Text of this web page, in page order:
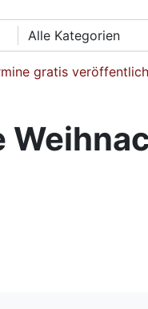
Alle Kategorien
gratis